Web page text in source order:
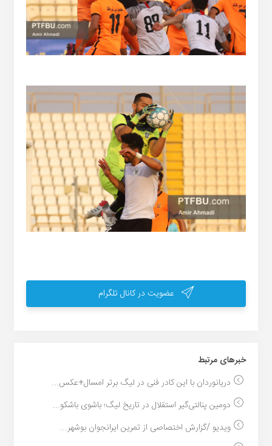
عضویت در کانال تلگرام
خبر‌های مرتبط
دریانوردان با این کادر فنی در لیگ برتر امسال+عکس...
دومین پنالتی‌گیر استقلال در تاریخ لیگ؛ باشوی باشکو...
ویدیو /گزارش اختصاصی از تمرین ایرانجوان بوشهر...